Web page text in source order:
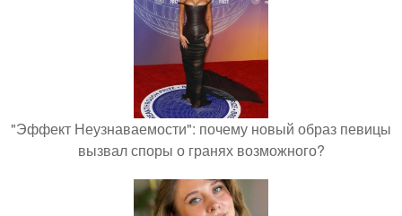
"Эффект Неузнаваемости": почему новый образ певицы
вызвал споры о гранях возможного?